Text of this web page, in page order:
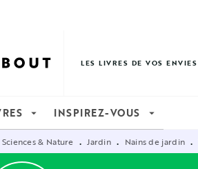
LES LIVRES DE VOS ENVIES
arrow_drop_down INSPIREZ-VOUS arrow_drop_down
Sciences & Nature • Jardin • Nains de jardin •